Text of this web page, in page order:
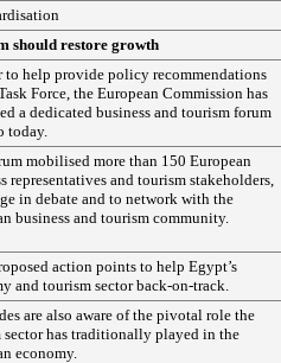
should restore growth
to help provide policy recommendations
Force, the European Commission has
a dedicated business and tourism forum
today.
mobilised more than 150 European
representatives and tourism stakeholders,
in debate and to network with the
business and tourism community.
action points to help Egypt’s
and tourism sector back-on-track.
are also aware of the pivotal role the
sector has traditionally played in the
economy.